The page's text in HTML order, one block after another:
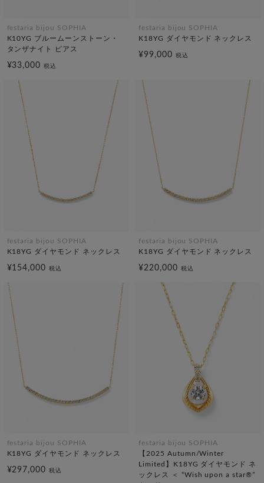
festaria bijou SOPHIA
K10YG ブルームーンストーン・
タンザナイト ピアス
¥33,000税込
festaria bijou SOPHIA
K18YG ダイヤモンド ネックレス
¥99,000 税込
festaria bijou SOPHIA
K18YG ダイヤモンド ネックレス
¥154,000税込
festaria bijou SOPHIA
K18YG ダイヤモンド ネックレス
¥220,000 税込
festaria bijou SOPHIA
K18YG ダイヤモンド ネックレス
¥297,000税込
festaria bijou SOPHIA
【2025 Autumn/Winter
Limited】K18YG ダイヤモンド ネ
ックレス ＜ “Wish upon a star®”